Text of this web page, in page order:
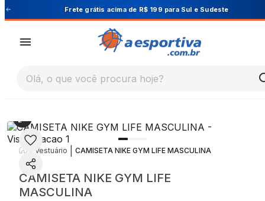
Cupom PRIMEIRA10 para 10% OFF na 1ª compra
Olá, o que você procura hoje?
Vestuário CAMISETA NIKE GYM LIFE MASCULINA
CAMISETA NIKE GYM LIFE
MASCULINA